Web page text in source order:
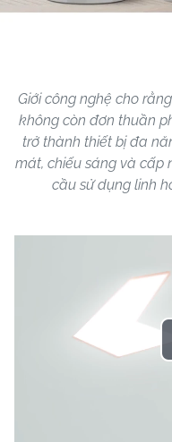
Giới công nghệ cho
không còn đơn thuần
trở thành thiết bị đa
mát, chiếu sáng và cấp
cầu sử dụng linh